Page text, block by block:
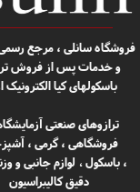
​​فروشگاه سانلی ، مرجع
و خدمات پس از فروش
باسکولهای کیا
ترازوهای صنعتی
فروشگاهی ، گرمی ،
، باسکول، لوازم جانبی و
دقیق کالیبراسیون